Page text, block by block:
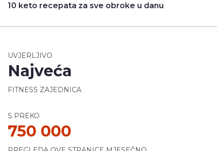
10 keto recepata za sve obroke u danu
UVJERLJIVO
Najveća
FITNESS ZAJEDNICA
S PREKO
750 000